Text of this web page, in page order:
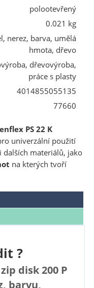
polootevřený
0.021 kg
nerez, barva, umělá
hmota, dřevo
dřevovýroba,
práce s plasty
4014855055135
77660
PS 22 K
univerzální použití
dalších materiálů, jako
na kterých tvoří
?
disk 200 P
barvu,